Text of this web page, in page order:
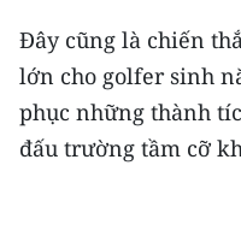
MUA BÁO
ĐỌC BÁO IN
ENGLISH
Đây cũng là chiến
lớn cho golfer sinh
phục những thành
đấu trường tầm cỡ